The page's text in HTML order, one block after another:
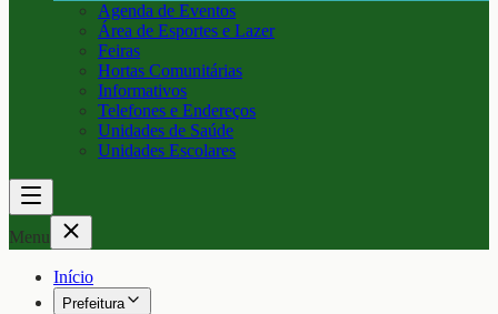
Agenda de Eventos
Área de Esportes e Lazer
Feiras
Hortas Comunitárias
Informativos
Telefones e Endereços
Unidades de Saúde
Unidades Escolares
Menu
Início
Prefeitura